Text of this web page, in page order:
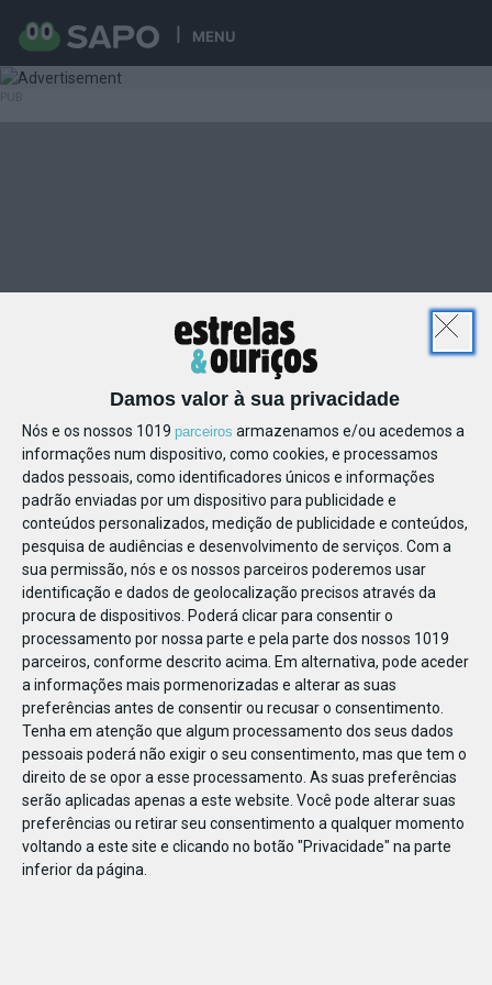
Damos valor à sua privacidade
Nós e os nossos 1019 parceiros armazenamos e/ou acedemos a
informações num dispositivo, como cookies, e processamos
dados pessoais, como identificadores únicos e informações
padrão enviadas por um dispositivo para publicidade e
conteúdos personalizados, medição de publicidade e conteúdos,
pesquisa de audiências e desenvolvimento de serviços. Com a
sua permissão, nós e os nossos parceiros poderemos usar
identificação e dados de geolocalização precisos através da
procura de dispositivos. Poderá clicar para consentir o
processamento por nossa parte e pela parte dos nossos 1019
parceiros, conforme descrito acima. Em alternativa, pode aceder
a informações mais pormenorizadas e alterar as suas
preferências antes de consentir ou recusar o consentimento.
Tenha em atenção que algum processamento dos seus dados
pessoais poderá não exigir o seu consentimento, mas que tem o
direito de se opor a esse processamento. As suas preferências
serão aplicadas apenas a este website. Você pode alterar suas
preferências ou retirar seu consentimento a qualquer momento
voltando a este site e clicando no botão "Privacidade" na parte
inferior da página.
MENU
861831516962782